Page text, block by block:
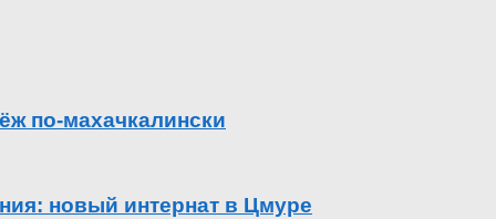
по-махачкалински
новый интернат в Цмуре